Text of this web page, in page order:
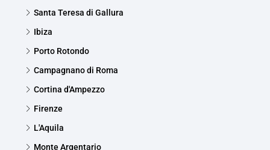
Santa Teresa di Gallura
Ibiza
Porto Rotondo
Campagnano di Roma
Cortina d'Ampezzo
Firenze
L'Aquila
Monte Argentario